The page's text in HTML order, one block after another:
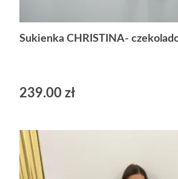
Sukienka CHRISTINA-
239.00 zł